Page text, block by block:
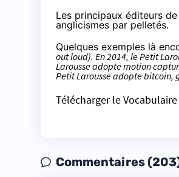
Les principaux éditeurs
anglicismes par pelletés.
Quelques exemples là
out loud). En 2014, le Petit
Larousse adopte motion
Petit Larousse adopte bitcoin,
Télécharger le
Commentaires